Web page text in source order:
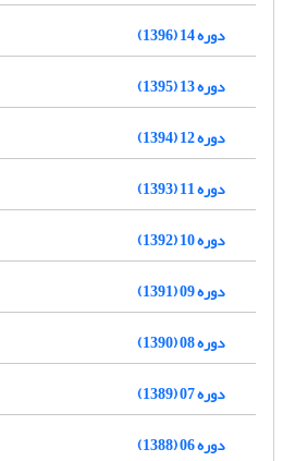
دوره 14 (1396)
دوره 13 (1395)
دوره 12 (1394)
دوره 11 (1393)
دوره 10 (1392)
دوره 09 (1391)
دوره 08 (1390)
دوره 07 (1389)
دوره 06 (1388)